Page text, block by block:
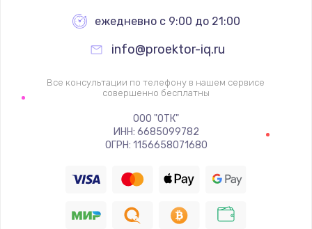
ежедневно с 9:00 до 21:00
info@proektor-iq.ru
Все консультации по телефону в нашем сервисе
совершенно бесплатны
ООО "ОТК"
ИНН: 6685099782
ОГРН: 1156658071680